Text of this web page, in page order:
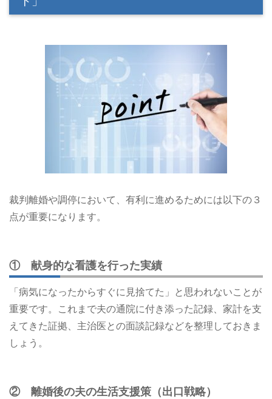
裁判離婚や調停において、有利に進めるためには以下の３
点が重要になります。
① 献身的な看護を行った実績
「病気になったからすぐに見捨てた」と思われないことが
重要です。これまで夫の通院に付き添った記録、家計を支
えてきた証拠、主治医との面談記録などを整理しておきま
しょう。
② 離婚後の夫の生活支援策（出口戦略）